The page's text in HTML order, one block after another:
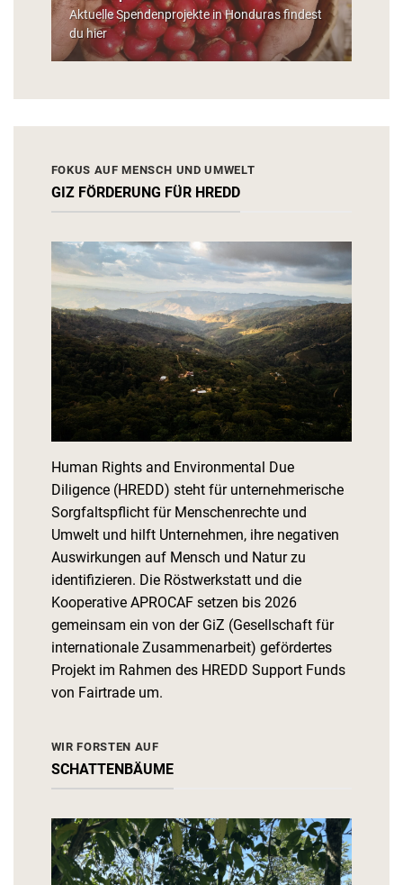
Aktuelle Spendenprojekte in Honduras findest
du hier
FOKUS AUF MENSCH UND UMWELT
GIZ FÖRDERUNG FÜR HREDD
Human Rights and Environmental Due
Diligence (HREDD) steht für unternehmerische
Sorgfaltspflicht für Menschenrechte und
Umwelt und hilft Unternehmen, ihre negativen
Auswirkungen auf Mensch und Natur zu
identifizieren. Die Röstwerkstatt und die
Kooperative APROCAF setzen bis 2026
gemeinsam ein von der GiZ (Gesellschaft für
internationale Zusammenarbeit) gefördertes
Projekt im Rahmen des HREDD Support Funds
von Fairtrade um.
WIR FORSTEN AUF
SCHATTENBÄUME